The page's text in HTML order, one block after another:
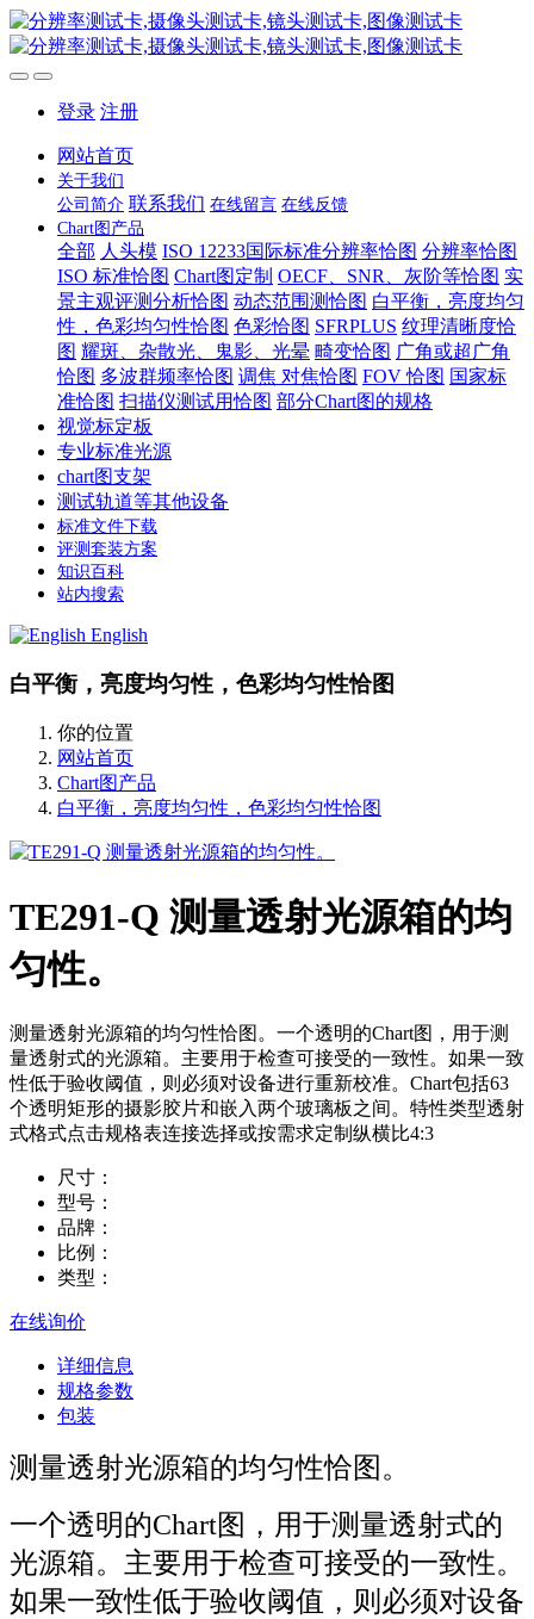
登录 注册
网站首页
关于我们
公司简介 联系我们 在线留言 在线反馈
Chart图产品
全部 人头模 ISO 12233国际标准分辨率恰图 分辨率恰图
ISO 标准恰图 Chart图定制 OECF、SNR、灰阶等恰图 实
景主观评测分析恰图 动态范围测恰图 白平衡，亮度均匀
性，色彩均匀性恰图 色彩恰图 SFRPLUS 纹理清晰度恰
图 耀斑、杂散光、鬼影、光晕 畸变恰图 广角或超广角
恰图 多波群频率恰图 调焦 对焦恰图 FOV 恰图 国家标
准恰图 扫描仪测试用恰图 部分Chart图的规格
视觉标定板
专业标准光源
chart图支架
测试轨道等其他设备
标准文件下载
评测套装方案
知识百科
站内搜索
English
白平衡，亮度均匀性，色彩均匀性恰图
你的位置
网站首页
Chart图产品
白平衡，亮度均匀性，色彩均匀性恰图
TE291-Q 测量透射光源箱的均
匀性。
测量透射光源箱的均匀性恰图。一个透明的Chart图，用于测
量透射式的光源箱。主要用于检查可接受的一致性。如果一致
性低于验收阈值，则必须对设备进行重新校准。Chart包括63
个透明矩形的摄影胶片和嵌入两个玻璃板之间。特性类型透射
式格式点击规格表连接选择或按需求定制纵横比4:3
尺寸：
型号：
品牌：
比例：
类型：
在线询价
详细信息
规格参数
包装
测量透射光源箱的均匀性恰图。
一个透明的Chart图，用于测量透射式的
光源箱。主要用于检查可接受的一致性。
如果一致性低于验收阈值，则必须对设备